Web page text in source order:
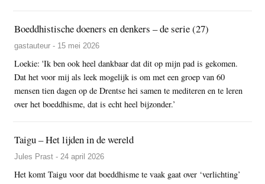
Boeddhistische doeners en denkers – de serie (27)
gastauteur - 15 mei 2026
Loekie: 'Ik ben ook heel dankbaar dat dit op mijn pad is gekomen.
Dat het voor mij als leek mogelijk is om met een groep van 60
mensen tien dagen op de Drentse hei samen te mediteren en te leren
over het boeddhisme, dat is echt heel bijzonder.’
Taigu – Het lijden in de wereld
Jules Prast - 24 april 2026
Het komt Taigu voor dat boeddhisme te vaak gaat over ‘verlichting’